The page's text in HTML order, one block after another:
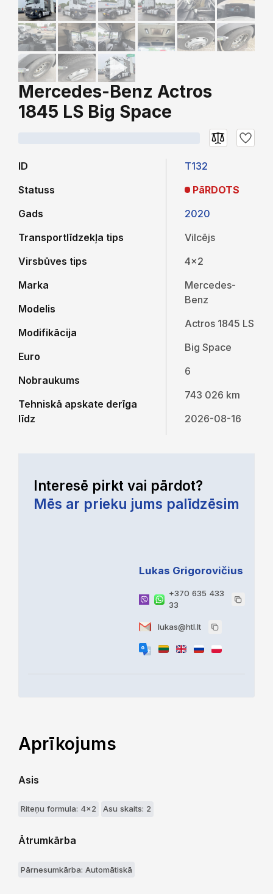
Mercedes-Benz Actros
1845 LS Big Space
ID
Statuss
Gads
Transportlīdzekļa tips
Virsbūves tips
Marka
Modelis
Modifikācija
Euro
Nobraukums
Tehniskā apskate derīga
līdz
T132
PāRDOTS
2020
Vilcējs
4x2
Mercedes-
Benz
Actros 1845 LS
Big Space
6
743 026 km
2026-08-16
Interesē pirkt vai pārdot?
Mēs ar prieku jums palīdzēsim
Lukas Grigorovičius
+370 635 433
33
lukas@htl.lt
Aprīkojums
Asis
Riteņu formula: 4x2 Asu skaits: 2
Ātrumkārba
Pārnesumkārba: Automātiskā